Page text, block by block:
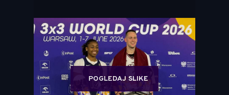
POGLEDAJ SLIKE